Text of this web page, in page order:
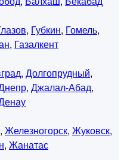
, Губкин, Гомель,
, Газалкент
, Долгопрудный,
, Джалал-Абад,
, Железногорск, Жуковск,
, Жанатас